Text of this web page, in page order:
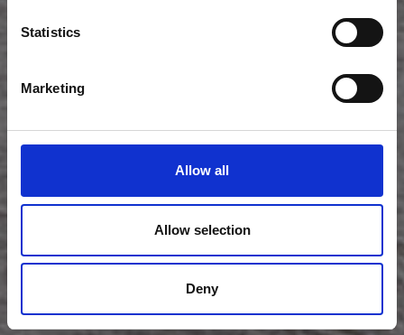
Statistics
Marketing
Allow all
Allow selection
Deny